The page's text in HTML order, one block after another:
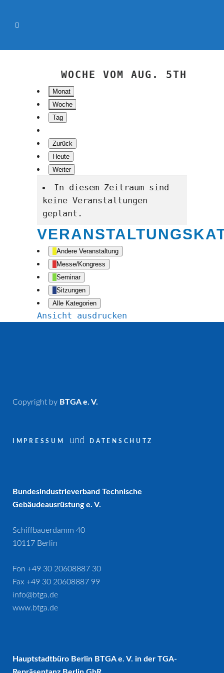
WOCHE VOM AUG. 5TH
Monat
Woche
Tag
Zurück
Heute
Weiter
In diesem Zeitraum sind
keine Veranstaltungen
geplant.
Andere Veranstaltung
Messe/Kongress
Seminar
Sitzungen
Alle Kategorien
Ansicht ausdrucken
Copyright by BTGA e. V.
IMPRESSUM und DATENSCHUTZ
Bundesindustrieverband Technische
Gebäudeausrüstung e. V.
Schiffbauerdamm 40
10117 Berlin
Fon +49 30 20608887 30
Fax +49 30 20608887 99
info@btga.de
www.btga.de
Hauptstadtbüro Berlin BTGA e. V. in der TGA-